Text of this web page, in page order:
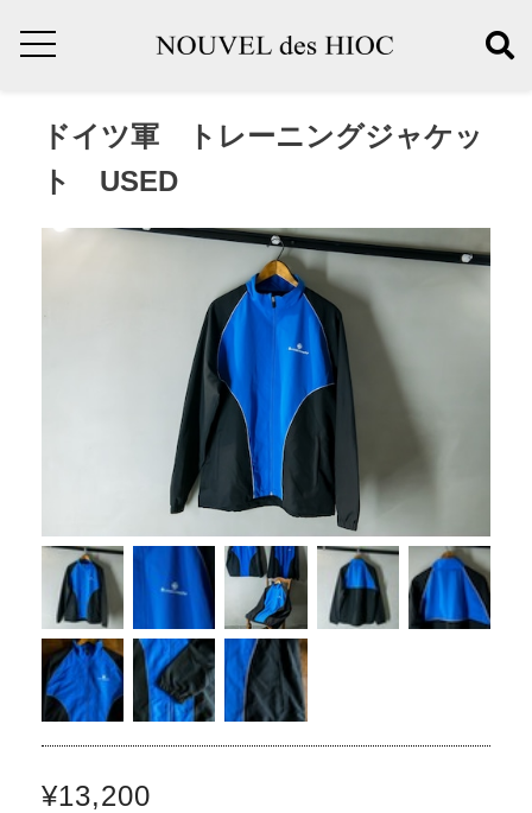
ドイツ軍 トレーニングジャケッ
ト USED
¥13,200